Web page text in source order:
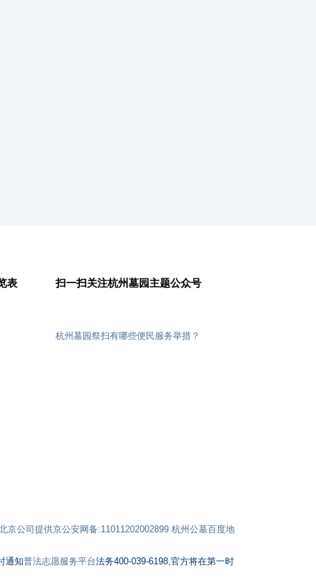
表
扫一扫关注杭州墓园主题公众号
？ 杭州草坪墓地如何实现个性化纪念需求？
京公司提供京公安网备:11011202002899 杭州公墓百度地
通知普法志愿服务平台法务400-039-6198,官方将在第一时